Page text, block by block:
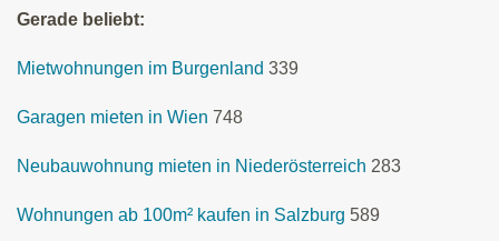
Gerade beliebt:
Mietwohnungen im Burgenland 339
Garagen mieten in Wien 748
Neubauwohnung mieten in Niederösterreich 283
Wohnungen ab 100m² kaufen in Salzburg 589